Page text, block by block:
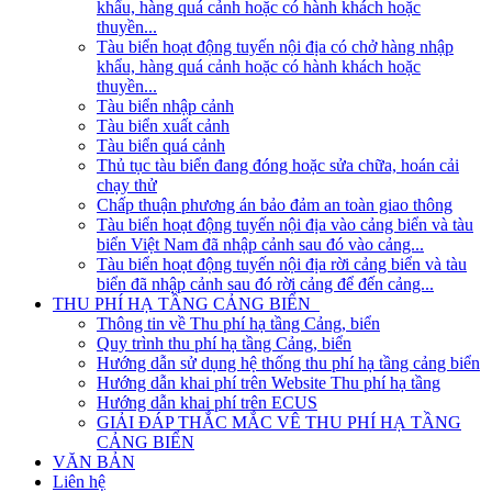
khẩu, hàng quá cảnh hoặc có hành khách hoặc
thuyền...
Tàu biển hoạt động tuyến nội địa có chở hàng nhập
khẩu, hàng quá cảnh hoặc có hành khách hoặc
thuyền...
Tàu biển nhập cảnh
Tàu biển xuất cảnh
Tàu biển quá cảnh
Thủ tục tàu biển đang đóng hoặc sửa chữa, hoán cải
chạy thử
Chấp thuận phương án bảo đảm an toàn giao thông
Tàu biển hoạt động tuyến nội địa vào cảng biển và tàu
biển Việt Nam đã nhập cảnh sau đó vào cảng...
Tàu biển hoạt động tuyến nội địa rời cảng biển và tàu
biển đã nhập cảnh sau đó rời cảng để đến cảng...
THU PHÍ HẠ TẦNG CẢNG BIỂN
Thông tin về Thu phí hạ tầng Cảng, biển
Quy trình thu phí hạ tầng Cảng, biển
Hướng dẫn sử dụng hệ thống thu phí hạ tầng cảng biển
Hướng dẫn khai phí trên Website Thu phí hạ tầng
Hướng dẫn khai phí trên ECUS
GIẢI ĐÁP THẮC MẮC VÊ THU PHÍ HẠ TẦNG
CẢNG BIỂN
VĂN BẢN
Liên hệ